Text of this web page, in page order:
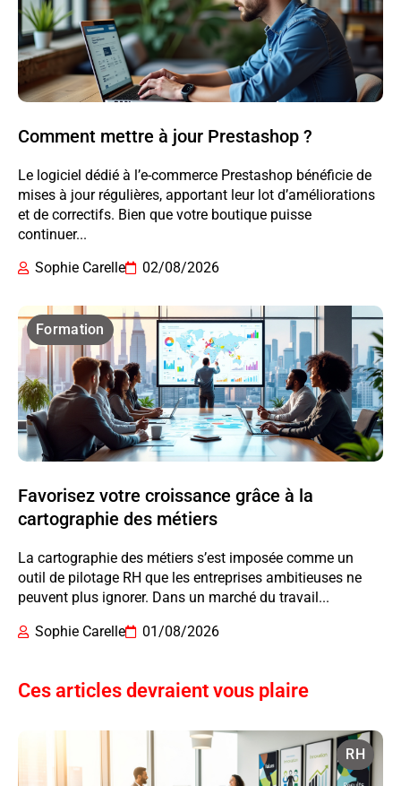
Comment mettre à jour Prestashop ?
Le logiciel dédié à l’e-commerce Prestashop bénéficie de
mises à jour régulières, apportant leur lot d’améliorations
et de correctifs. Bien que votre boutique puisse
continuer...
Sophie Carelle
02/08/2026
Formation
Favorisez votre croissance grâce à la
cartographie des métiers
La cartographie des métiers s’est imposée comme un
outil de pilotage RH que les entreprises ambitieuses ne
peuvent plus ignorer. Dans un marché du travail...
Sophie Carelle
01/08/2026
Ces articles devraient vous plaire
RH